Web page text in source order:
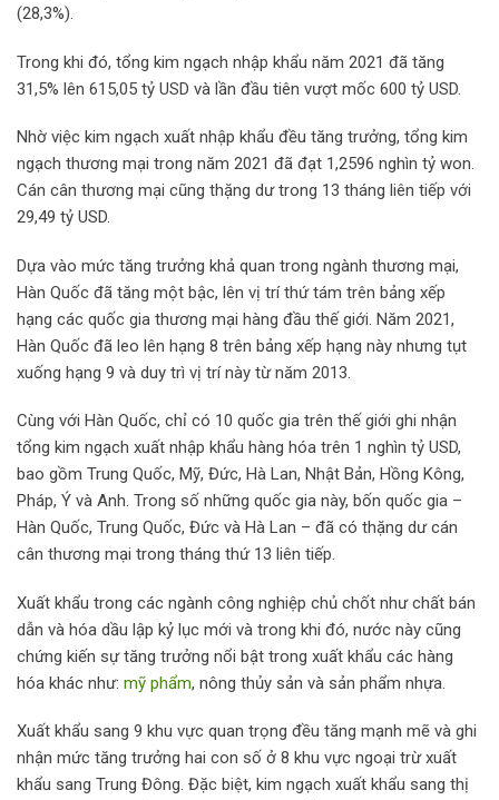
(28,3%).
Trong khi đó, tổng kim ngạch nhập khẩu năm 2021 đã tăng
31,5% lên 615,05 tỷ USD và lần đầu tiên vượt mốc 600 tỷ USD.
Nhờ việc kim ngạch xuất nhập khẩu đều tăng trưởng, tổng kim
ngạch thương mại trong năm 2021 đã đạt 1,2596 nghìn tỷ won.
Cán cân thương mại cũng thặng dư trong 13 tháng liên tiếp với
29,49 tỷ USD.
Dựa vào mức tăng trưởng khả quan trong ngành thương mại,
Hàn Quốc đã tăng một bậc, lên vị trí thứ tám trên bảng xếp
hạng các quốc gia thương mại hàng đầu thế giới. Năm 2021,
Hàn Quốc đã leo lên hạng 8 trên bảng xếp hạng này nhưng tụt
xuống hạng 9 và duy trì vị trí này từ năm 2013.
Cùng với Hàn Quốc, chỉ có 10 quốc gia trên thế giới ghi nhận
tổng kim ngạch xuất nhập khẩu hàng hóa trên 1 nghìn tỷ USD,
bao gồm Trung Quốc, Mỹ, Đức, Hà Lan, Nhật Bản, Hồng Kông,
Pháp, Ý và Anh. Trong số những quốc gia này, bốn quốc gia –
Hàn Quốc, Trung Quốc, Đức và Hà Lan – đã có thặng dư cán
cân thương mại trong tháng thứ 13 liên tiếp.
Xuất khẩu trong các ngành công nghiệp chủ chốt như chất bán
dẫn và hóa dầu lập kỷ lục mới và trong khi đó, nước này cũng
chứng kiến sự tăng trưởng nổi bật trong xuất khẩu các hàng
hóa khác như: mỹ phẩm, nông thủy sản và sản phẩm nhựa.
Xuất khẩu sang 9 khu vực quan trọng đều tăng mạnh mẽ và ghi
nhận mức tăng trưởng hai con số ở 8 khu vực ngoại trừ xuất
khẩu sang Trung Đông. Đặc biệt, kim ngạch xuất khẩu sang thị